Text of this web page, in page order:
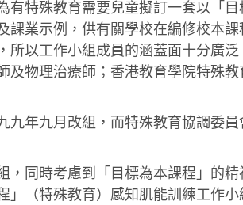
有特殊教育需要兒童擬訂一套以「
課業示例，供有關學校在編修校本
所以工作小組成員的涵蓋面十分廣
及物理治療師；香港教育學院特殊
九年九月改組，而特殊教育協調委
，同時考慮到「目標為本課程」的
」（特殊教育）感知肌能訓練工作